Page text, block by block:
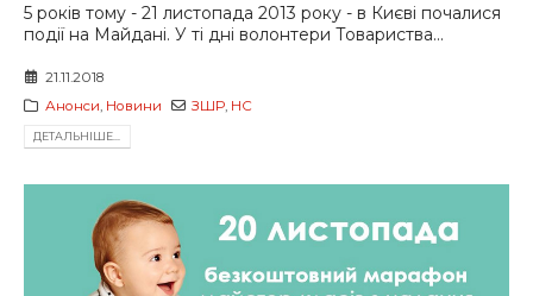
5 років тому - 21 листопада 2013 року - в Києві почалися
події на Майдані. У ті дні волонтери Товариства...
21.11.2018
Анонси Новини ЗШР НС
ДЕТАЛЬНIШЕ...